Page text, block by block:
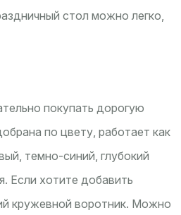
стол можно легко,
покупать дорогую
по цвету, работает как
темно-синий, глубокий
Если хотите добавить
кружевной воротник. Можно